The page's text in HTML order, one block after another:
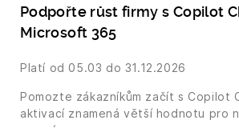
Podpořte růst firmy s Copilot
Microsoft 365
Platí od 05.03 do 31.12.2026
Pomozte zákazníkům začít s Copilot
aktivací znamená větší hodnotu pro